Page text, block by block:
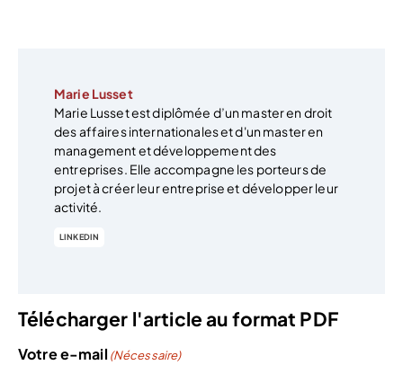
Marie Lusset
Marie Lusset est diplômée d’un master en droit
des affaires internationales et d'un master en
management et développement des
entreprises. Elle accompagne les porteurs de
projet à créer leur entreprise et développer leur
activité.
LINKEDIN
Télécharger l'article au format PDF
Votre e-mail (Nécessaire)